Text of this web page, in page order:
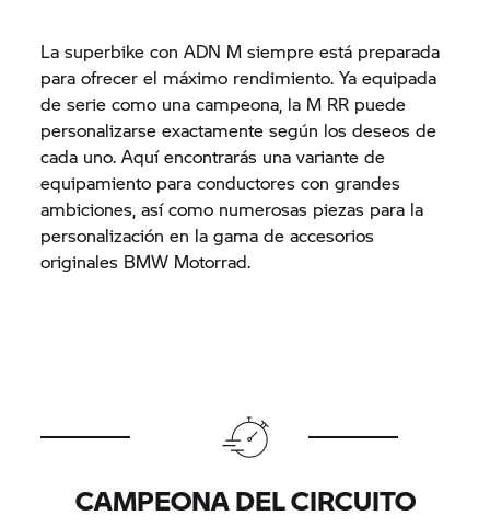
La superbike con ADN M siempre está preparada
para ofrecer el máximo rendimiento. Ya equipada
de serie como una campeona, la M RR puede
personalizarse exactamente según los deseos de
cada uno. Aquí encontrarás una variante de
equipamiento para conductores con grandes
ambiciones, así como numerosas piezas para la
personalización en la gama de accesorios
originales BMW Motorrad.
CAMPEONA DEL CIRCUITO